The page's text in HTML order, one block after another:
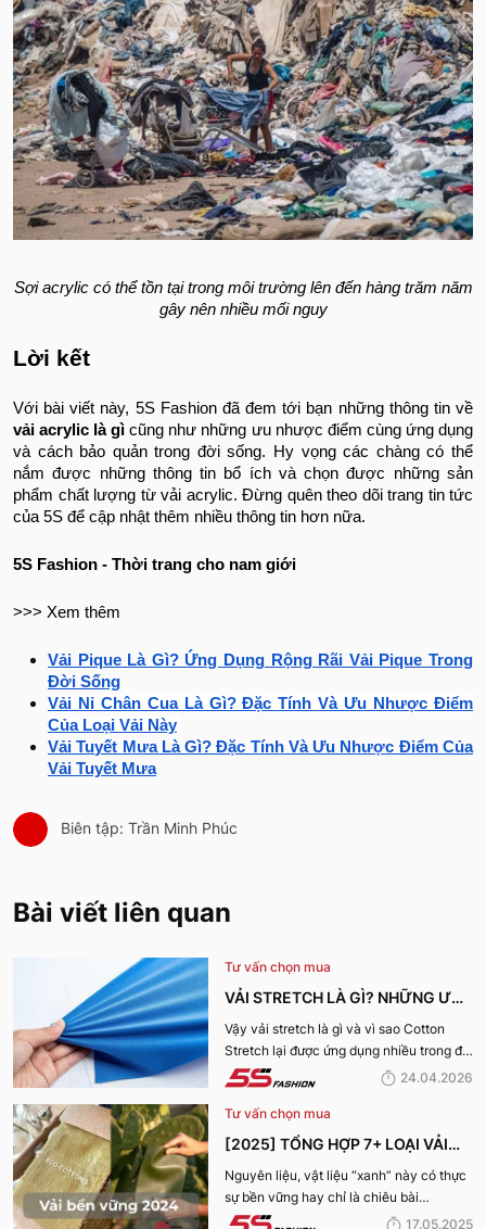
Sợi acrylic có thể tồn tại trong môi trường lên đến hàng trăm năm
gây nên nhiều mối nguy
Lời kết
Với bài viết này, 5S Fashion đã đem tới bạn những thông tin về
vải acrylic là gì cũng như những ưu nhược điểm cùng ứng dụng
và cách bảo quản trong đời sống. Hy vọng các chàng có thể
nắm được những thông tin bổ ích và chọn được những sản
phẩm chất lượng từ vải acrylic. Đừng quên theo dõi trang tin tức
của 5S để cập nhật thêm nhiều thông tin hơn nữa.
5S Fashion - Thời trang cho nam giới
>>> Xem thêm
Vải Pique Là Gì? Ứng Dụng Rộng Rãi Vải Pique Trong
Đời Sống
Vải Nỉ Chân Cua Là Gì? Đặc Tính Và Ưu Nhược Điểm
Của Loại Vải Này
Vải Tuyết Mưa Là Gì? Đặc Tính Và Ưu Nhược Điểm Của
Vải Tuyết Mưa
Biên tập: Trần Minh Phúc
Bài viết liên quan
Tư vấn chọn mua
VẢI STRETCH LÀ GÌ? NHỮNG ƯU
ĐIỂM VÀ ỨNG DỤNG CỦA VẢI
COTTON STRETCH
Vậy vải stretch là gì và vì sao Cotton
Stretch lại được ứng dụng nhiều trong đời
sống? Hãy cùng 5S Fashion tìm hiểu chi
24.04.2026
Tư vấn chọn mua
[2025] TỔNG HỢP 7+ LOẠI VẢI
BỀN VỮNG, THÂN THIỆN VỚI MÔI
TRƯỜNG
Nguyên liệu, vật liệu “xanh” này có thực
sự bền vững hay chỉ là chiêu bài
marketing? Cùng 5S Fashion khám phá
17.05.2025